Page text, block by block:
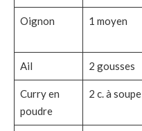
Oignon 1 moyen
Ail 2 gousses
Curry en
poudre
2 c. à soupe